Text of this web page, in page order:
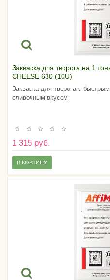
Закваска для творога на 1
CHEESE 630 (10U)
Закваска для творога с
сливочным вкусом
1 315 руб.
В КОРЗИНУ